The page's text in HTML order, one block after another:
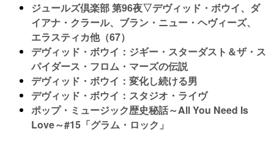
ジュールズ倶楽部 第96夜▽デヴィッド・ボウイ、ダ
イアナ・クラール、ブラン・ニュー・ヘヴィーズ、
エラスティカ他（67）
デヴィッド・ボウイ：ジギー・スターダスト＆ザ・ス
パイダース・フロム・マーズの伝説
デヴィッド・ボウイ：変化し続ける男
デヴィッド・ボウイ：スタジオ・ライヴ
ポップ・ミュージック歴史秘話～All You Need Is
Love～#15「グラム・ロック」